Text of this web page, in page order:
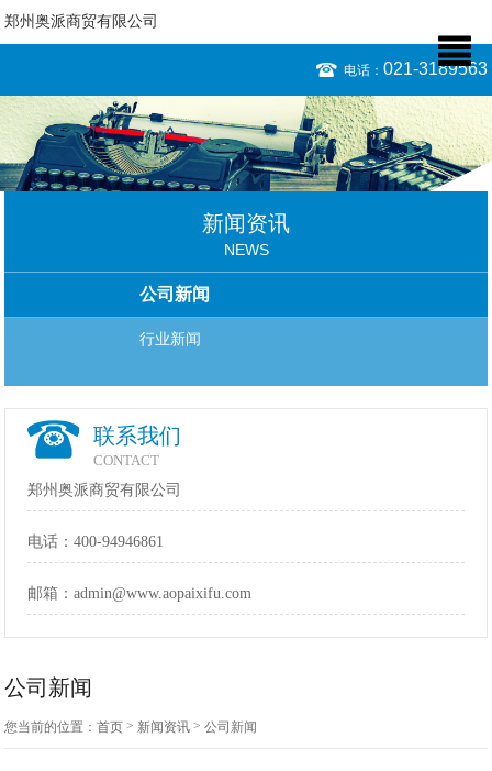
郑州奥派商贸有限公司
电话： 021-3189563
新闻资讯
NEWS
公司新闻
行业新闻
联系我们
CONTACT
郑州奥派商贸有限公司
电话：400-94946861
邮箱：admin@www.aopaixifu.com
公司新闻
您当前的位置：首页 > 新闻资讯 >公司新闻